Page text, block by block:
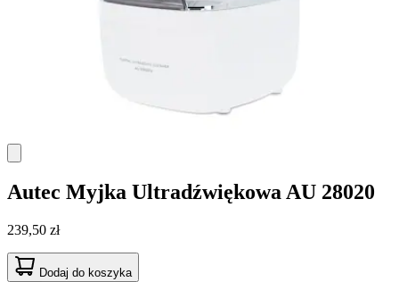
Autec Myjka Ultradźwiękowa AU 28020
239,50 zł
Dodaj do koszyka